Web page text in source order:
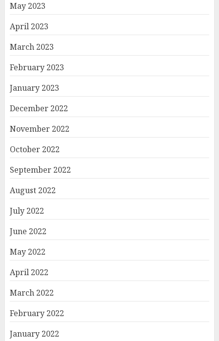
May 2023
April 2023
March 2023
February 2023
January 2023
December 2022
November 2022
October 2022
September 2022
August 2022
July 2022
June 2022
May 2022
April 2022
March 2022
February 2022
January 2022